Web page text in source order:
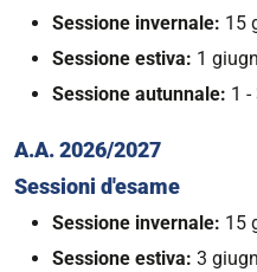
Sessione invernale: 15
Sessione estiva: 1
Sessione autunnale: 1
A.A. 2026/2027
Sessioni d'esame
Sessione invernale: 15
Sessione estiva: 3